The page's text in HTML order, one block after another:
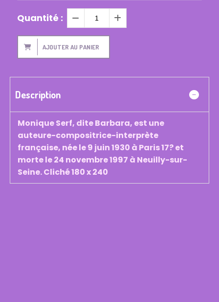
Quantité :
AJOUTER AU PANIER
Description
Monique Serf, dite Barbara, est une
auteure-compositrice-interprète
française, née le 9 juin 1930 à Paris 17? et
morte le 24 novembre 1997 à Neuilly-sur-
Seine. Cliché 180 x 240